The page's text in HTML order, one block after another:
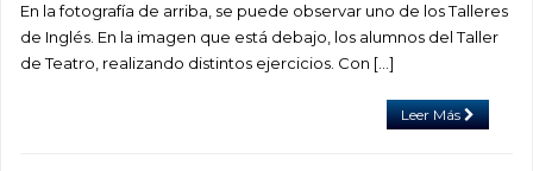
En la fotografía de arriba, se puede observar uno de los Talleres
de Inglés. En la imagen que está debajo, los alumnos del Taller
de Teatro, realizando distintos ejercicios. Con […]
Leer Más